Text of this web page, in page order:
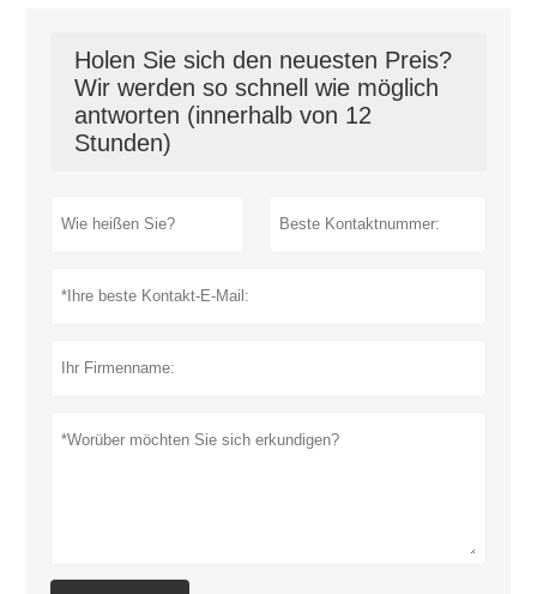
Holen Sie sich den neuesten Preis?
Wir werden so schnell wie möglich
antworten (innerhalb von 12
Stunden)